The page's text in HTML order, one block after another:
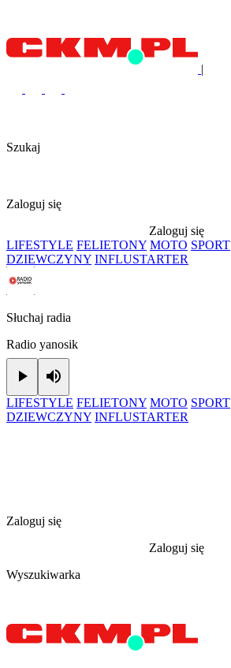
|
Szukaj
Zaloguj się
Zaloguj się
LIFESTYLE FELIETONY MOTO SPORT
DZIEWCZYNY INFLUSTARTER
Słuchaj radia
Radio yanosik
Play
LIFESTYLE FELIETONY MOTO SPORT
DZIEWCZYNY INFLUSTARTER
Zaloguj się
Zaloguj się
Wyszukiwarka